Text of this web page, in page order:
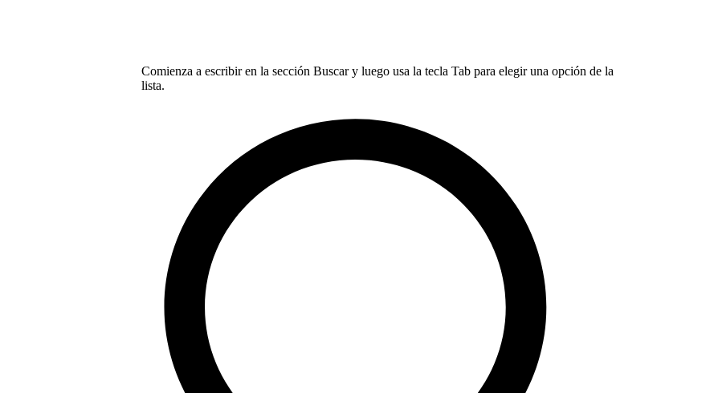
Comienza a escribir en la sección Buscar y luego usa la tecla Tab para elegir una opción de la
lista.